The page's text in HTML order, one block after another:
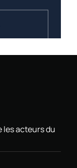
les acteurs du